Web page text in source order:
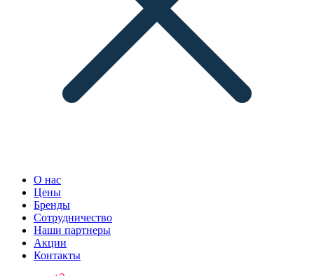
О нас
Цены
Бренды
Сотрудничество
Наши партнеры
Акции
Контакты